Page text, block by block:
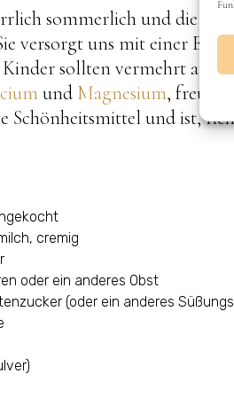
sommerlich und die
versorgt uns mit einer
sollten vermehrt auf
und Magnesium, freuen
Schönheitsmittel und ist,
cremig
oder ein anderes Obst
(oder ein anderes